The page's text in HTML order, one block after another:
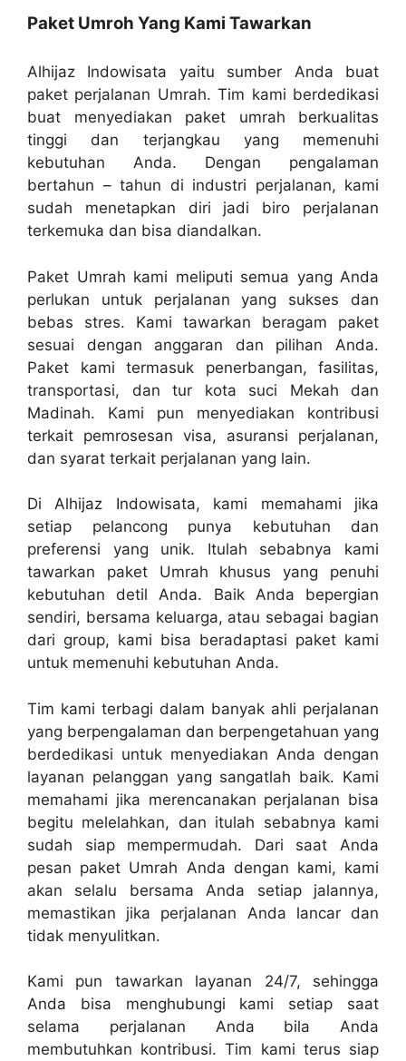
Paket Umroh Yang Kami Tawarkan
Alhijaz Indowisata yaitu sumber Anda buat
paket perjalanan Umrah. Tim kami berdedikasi
buat menyediakan paket umrah berkualitas
tinggi dan terjangkau yang memenuhi
kebutuhan Anda. Dengan pengalaman
bertahun – tahun di industri perjalanan, kami
sudah menetapkan diri jadi biro perjalanan
terkemuka dan bisa diandalkan.
Paket Umrah kami meliputi semua yang Anda
perlukan untuk perjalanan yang sukses dan
bebas stres. Kami tawarkan beragam paket
sesuai dengan anggaran dan pilihan Anda.
Paket kami termasuk penerbangan, fasilitas,
transportasi, dan tur kota suci Mekah dan
Madinah. Kami pun menyediakan kontribusi
terkait pemrosesan visa, asuransi perjalanan,
dan syarat terkait perjalanan yang lain.
Di Alhijaz Indowisata, kami memahami jika
setiap pelancong punya kebutuhan dan
preferensi yang unik. Itulah sebabnya kami
tawarkan paket Umrah khusus yang penuhi
kebutuhan detil Anda. Baik Anda bepergian
sendiri, bersama keluarga, atau sebagai bagian
dari group, kami bisa beradaptasi paket kami
untuk memenuhi kebutuhan Anda.
Tim kami terbagi dalam banyak ahli perjalanan
yang berpengalaman dan berpengetahuan yang
berdedikasi untuk menyediakan Anda dengan
layanan pelanggan yang sangatlah baik. Kami
memahami jika merencanakan perjalanan bisa
begitu melelahkan, dan itulah sebabnya kami
sudah siap mempermudah. Dari saat Anda
pesan paket Umrah Anda dengan kami, kami
akan selalu bersama Anda setiap jalannya,
memastikan jika perjalanan Anda lancar dan
tidak menyulitkan.
Kami pun tawarkan layanan 24/7, sehingga
Anda bisa menghubungi kami setiap saat
selama perjalanan Anda bila Anda
membutuhkan kontribusi. Tim kami terus siap